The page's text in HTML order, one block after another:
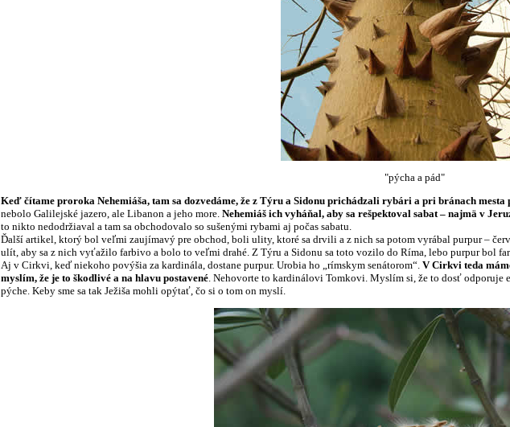
"pýcha a pád"
Keď čítame proroka Nehemiáša, tam sa dozvedáme, že z Týru a Sidonu prichádzali rybári a pri bránach
nebolo Galilejské jazero, ale Libanon a jeho more. Nehemiáš ich vyháňal, aby sa rešpektoval sabat – najmä v
to nikto nedodržiaval a tam sa obchodovalo so sušenými rybami aj počas sabatu.
Ďalší artikel, ktorý bol veľmi zaujímavý pre obchod, boli ulity, ktoré sa drvili a z nich sa potom vyrábal purpur –
ulít, aby sa z nich vyťažilo farbivo a bolo to veľmi drahé. Z Týru a Sidonu sa toto vozilo do Ríma, lebo purpur bol
Aj v Cirkvi, keď niekoho povýšia za kardinála, dostane purpur. Urobia ho „rímskym senátorom“. V Cirkvi teda
myslím, že je to škodlivé a na hlavu postavené. Nehovorte to kardinálovi Tomkovi. Myslím si, že to dosť odporuje
pýche. Keby sme sa tak Ježiša mohli opýtať, čo si o tom on myslí.